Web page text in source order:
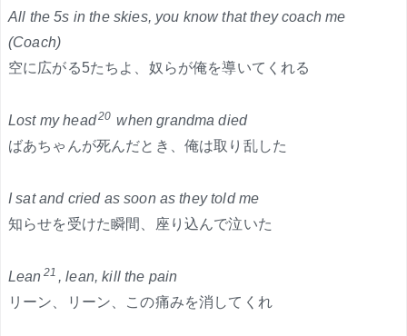
All the 5s in the skies, you know that they coach me
(Coach)
空に広がる5たちよ、奴らが俺を導いてくれる
Lost my head20 when grandma died
ばあちゃんが死んだとき、俺は取り乱した
I sat and cried as soon as they told me
知らせを受けた瞬間、座り込んで泣いた
Lean 21 , lean, kill the pain
リーン、リーン、この痛みを消してくれ